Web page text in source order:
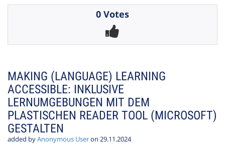
0 Votes
MAKING (LANGUAGE) LEARNING
ACCESSIBLE: INKLUSIVE
LERNUMGEBUNGEN MIT DEM
PLASTISCHEN READER TOOL (MICROSOFT)
GESTALTEN
added byAnonymous Useron 29.11.2024